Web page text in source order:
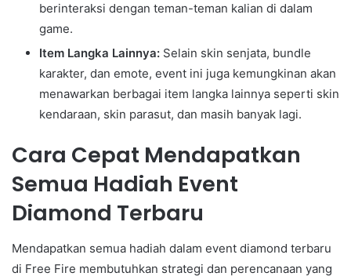
berinteraksi dengan teman-teman kalian di dalam
game.
Item Langka Lainnya: Selain skin senjata, bundle
karakter, dan emote, event ini juga kemungkinan akan
menawarkan berbagai item langka lainnya seperti skin
kendaraan, skin parasut, dan masih banyak lagi.
Cara Cepat Mendapatkan
Semua Hadiah Event
Diamond Terbaru
Mendapatkan semua hadiah dalam event diamond terbaru
di Free Fire membutuhkan strategi dan perencanaan yang